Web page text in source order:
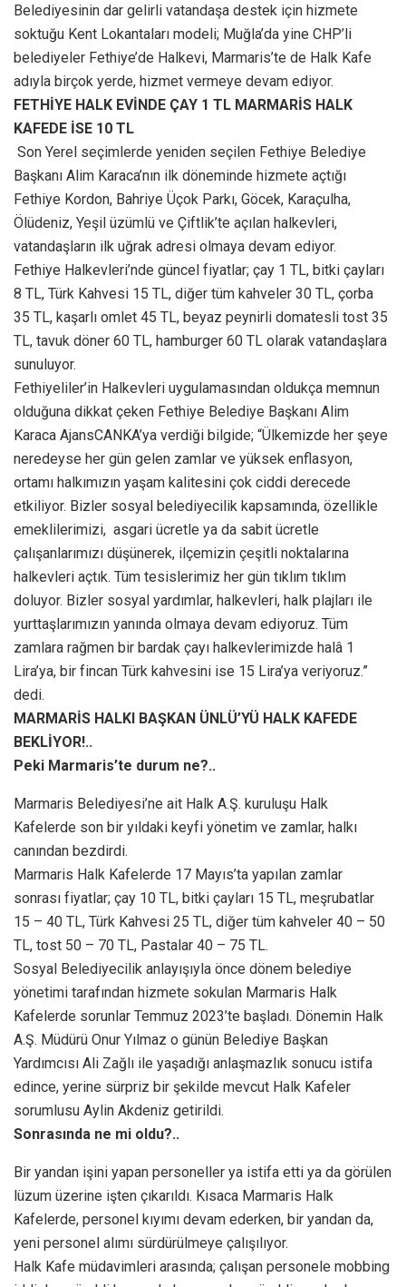
Belediyesinin dar gelirli vatandaşa destek için hizmete
soktuğu Kent Lokantaları modeli; Muğla’da yine CHP’li
belediyeler Fethiye’de Halkevi, Marmaris’te de Halk Kafe
adıyla birçok yerde, hizmet vermeye devam ediyor.
FETHİYE HALK EVİNDE ÇAY 1 TL MARMARİS HALK
KAFEDE İSE 10 TL
Son Yerel seçimlerde yeniden seçilen Fethiye Belediye
Başkanı Alim Karaca’nın ilk döneminde hizmete açtığı
Fethiye Kordon, Bahriye Üçok Parkı, Göcek, Karaçulha,
Ölüdeniz, Yeşil üzümlü ve Çiftlik’te açılan halkevleri,
vatandaşların ilk uğrak adresi olmaya devam ediyor.
Fethiye Halkevleri’nde güncel fiyatlar; çay 1 TL, bitki çayları
8 TL, Türk Kahvesi 15 TL, diğer tüm kahveler 30 TL, çorba
35 TL, kaşarlı omlet 45 TL, beyaz peynirli domatesli tost 35
TL, tavuk döner 60 TL, hamburger 60 TL olarak vatandaşlara
sunuluyor.
Fethiyeliler’in Halkevleri uygulamasından oldukça memnun
olduğuna dikkat çeken Fethiye Belediye Başkanı Alim
Karaca AjansCANKA’ya verdiği bilgide; “Ülkemizde her şeye
neredeyse her gün gelen zamlar ve yüksek enflasyon,
ortamı halkımızın yaşam kalitesini çok ciddi derecede
etkiliyor. Bizler sosyal belediyecilik kapsamında, özellikle
emeklilerimizi, asgari ücretle ya da sabit ücretle
çalışanlarımızı düşünerek, ilçemizin çeşitli noktalarına
halkevleri açtık. Tüm tesislerimiz her gün tıklım tıklım
doluyor. Bizler sosyal yardımlar, halkevleri, halk plajları ile
yurttaşlarımızın yanında olmaya devam ediyoruz. Tüm
zamlara rağmen bir bardak çayı halkevlerimizde halâ 1
Lira’ya, bir fincan Türk kahvesini ise 15 Lira’ya veriyoruz.”
dedi.
MARMARİS HALKI BAŞKAN ÜNLÜ’YÜ HALK KAFEDE
BEKLİYOR!..
Peki Marmaris’te durum ne?..
Marmaris Belediyesi’ne ait Halk A.Ş. kuruluşu Halk
Kafelerde son bir yıldaki keyfi yönetim ve zamlar, halkı
canından bezdirdi.
Marmaris Halk Kafelerde 17 Mayıs’ta yapılan zamlar
sonrası fiyatlar; çay 10 TL, bitki çayları 15 TL, meşrubatlar
15 – 40 TL, Türk Kahvesi 25 TL, diğer tüm kahveler 40 – 50
TL, tost 50 – 70 TL, Pastalar 40 – 75 TL.
Sosyal Belediyecilik anlayışıyla önce dönem belediye
yönetimi tarafından hizmete sokulan Marmaris Halk
Kafelerde sorunlar Temmuz 2023’te başladı. Dönemin Halk
A.Ş. Müdürü Onur Yılmaz o günün Belediye Başkan
Yardımcısı Ali Zağlı ile yaşadığı anlaşmazlık sonucu istifa
edince, yerine sürpriz bir şekilde mevcut Halk Kafeler
sorumlusu Aylin Akdeniz getirildi.
Sonrasında ne mi oldu?..
Bir yandan işini yapan personeller ya istifa etti ya da görülen
lüzum üzerine işten çıkarıldı. Kısaca Marmaris Halk
Kafelerde, personel kıyımı devam ederken, bir yandan da,
yeni personel alımı sürdürülmeye çalışılıyor.
Halk Kafe müdavimleri arasında; çalışan personele mobbing